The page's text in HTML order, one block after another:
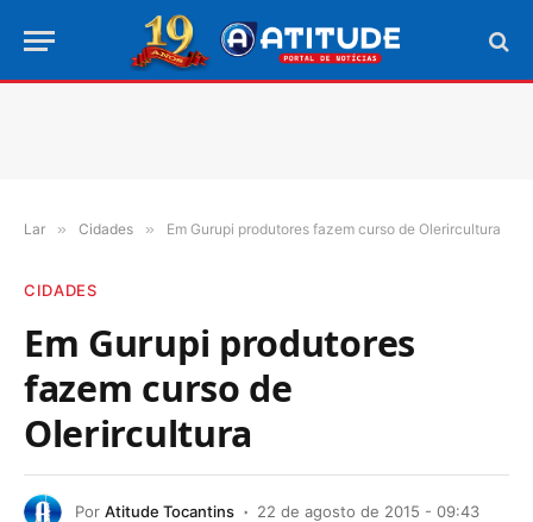
Lar » Cidades » Em Gurupi produtores fazem curso de Olerircultura
CIDADES
Em Gurupi produtores
fazem curso de
Olerircultura
Por Atitude Tocantins
22 de agosto de 2015 - 09:43